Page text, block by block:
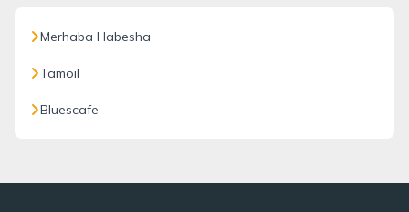
Merhaba Habesha
Tamoil
Bluescafe